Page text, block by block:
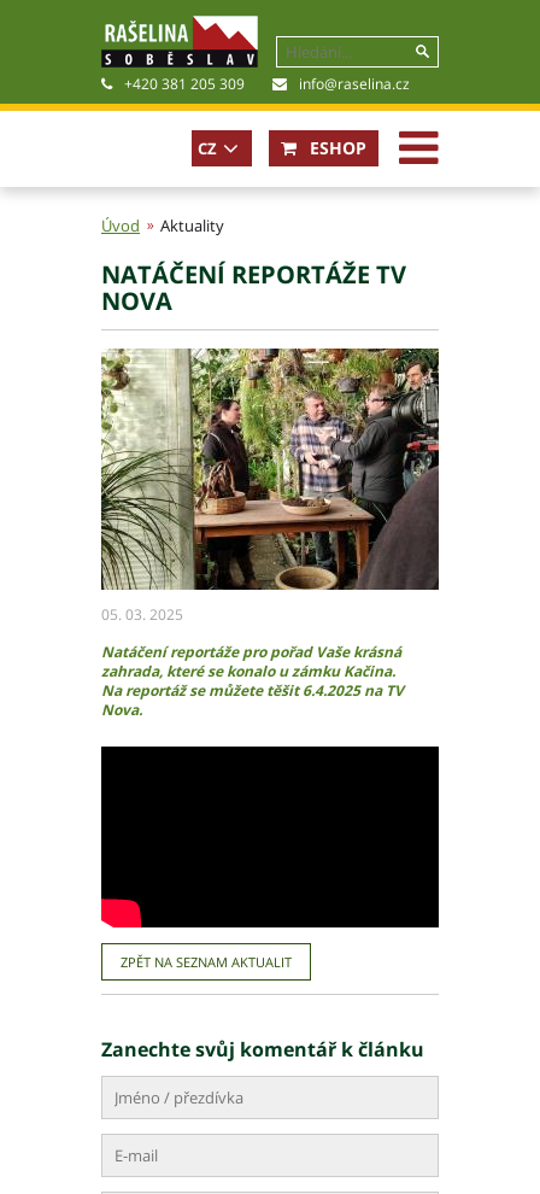
+420 381 205 309 info@raselina.cz
Historie, současnost
Politika společnosti
Pro akcionáře
Certifikáty
Poradna
Fotogalerie
Soubory ke stažení
Ochrana osobních údajů – GDPR
Liberecký kraj
Královéhradecký kraj
Pardubický kraj
Kraj Vysočina
Olomoucký kraj
Zlínský kraj
Moravskoslezský kraj
Slovenská republika
CZ ESHOP
Úvod Aktuality
NATÁČENÍ REPORTÁŽE TV
NOVA
05. 03. 2025
Natáčení reportáže pro pořad Vaše krásná
zahrada, které se konalo u zámku Kačina.
Na reportáž se můžete těšit 6.4.2025 na TV
Nova.
ZPĚT NA SEZNAM AKTUALIT
Zanechte svůj komentář k článku